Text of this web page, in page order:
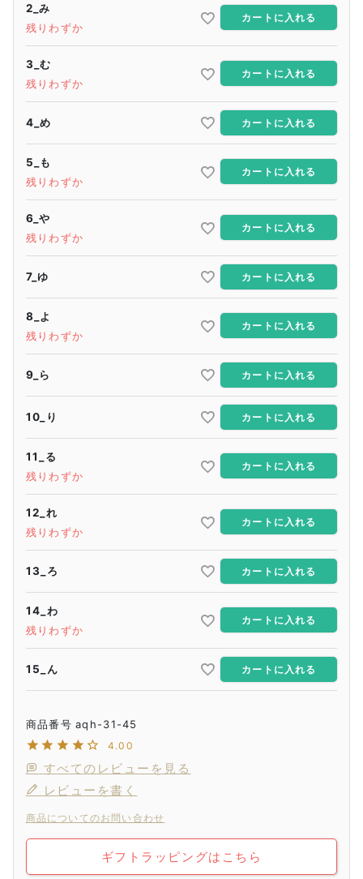
2_み
残りわずか
カートに入れる
3_む
残りわずか
カートに入れる
4_め カートに入れる
5_も
残りわずか
カートに入れる
6_や
残りわずか
カートに入れる
7_ゆ カートに入れる
8_よ
残りわずか
カートに入れる
9_ら カートに入れる
10_り カートに入れる
11_る
残りわずか
カートに入れる
12_れ
残りわずか
カートに入れる
13_ろ カートに入れる
14_わ
残りわずか
カートに入れる
15_ん カートに入れる
商品番号 aqh-31-45
4.00
すべてのレビューを見る
レビューを書く
商品についてのお問い合わせ
ギフトラッピングはこちら